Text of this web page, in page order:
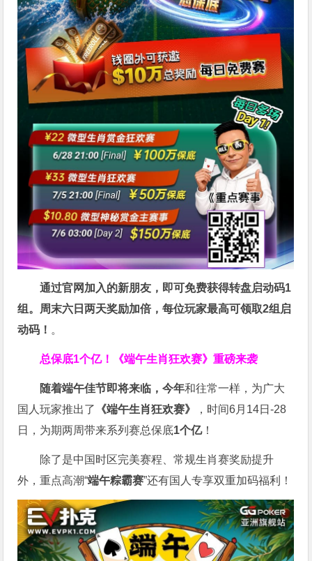
通过官网加入的新朋友，即可免费获得转盘启动码1
组。周末六日两天奖励加倍，每位玩家最高可领取2组启
动码！ 。
总保底1个亿！ 《端午生肖狂欢赛》重磅来袭
随着端午佳节即将来临，今年和往常一样，为广大
国人玩家推出了
《端午生肖狂欢赛》
，时间6月14日-28
日，为期两周带来系列赛总保底1个亿！
除了是中国时区完美赛程、常规生肖赛奖励提升
外，重点高潮“端午粽霸赛”还有国人专享双重加码福利！